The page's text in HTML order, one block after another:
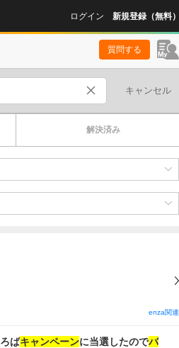
ログイン 新規登録（無料）
質問する
キャンセル
解決済み
enza関連
ばキャンペーンに当選したのでバ